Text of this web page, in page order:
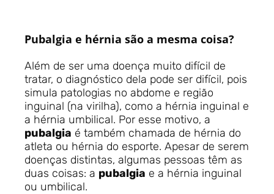
Pubalgia e hérnia são a mesma coisa?
Além de ser uma doença muito difícil de
tratar, o diagnóstico dela pode ser difícil, pois
simula patologias no abdome e região
inguinal (na virilha), como a hérnia inguinal e
a hérnia umbilical. Por esse motivo, a
pubalgia é também chamada de hérnia do
atleta ou hérnia do esporte. Apesar de serem
doenças distintas, algumas pessoas têm as
duas coisas: a pubalgia e a hérnia inguinal
ou umbilical.